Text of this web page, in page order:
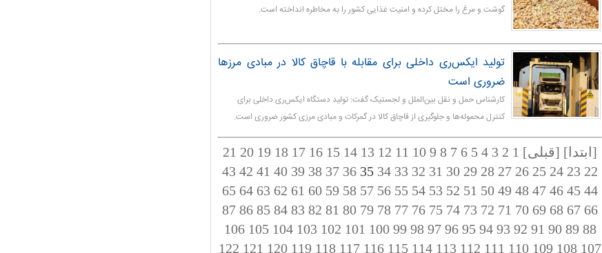
گوشت و مرغ را مختل کرده و امنیت غذایی کشور را به مخاطره انداخته است.
تولید ایکس‌ری داخلی برای مقابله با قاچاق کالا در مبادی مرزها
ضروری است
کارشناس حمل و نقل بین‌الملل و لجستیک گفت: تولید دستگاه ایکس‌ری داخلی برای
کنترل محموله‌ها و جلوگیری از قاچاق کالا در گمرکات و مبادی مرزی کشور ضروری است.
[ابتدا] [قبلی] 1
2
3
4
5
6
7
8
9
10
11
12
13
14
15
16
17
18
19
20
21
22
23
24
25
26
27
28
29
30
31
32
33
34
36
37
38
39
40
41
42
43
44
45
46
47
48
49
50
51
52
53
54
55
56
57
58
59
60
61
62
63
64
65
66
67
68
69
70
71
72
73
74
75
76
77
78
79
80
81
82
83
84
85
86
87
88
89
90
91
92
93
94
95
96
97
98
99
100
101
102
103
104
105
106
107
108
109
110
111
112
113
114
115
116
117
118
119
120
121
122